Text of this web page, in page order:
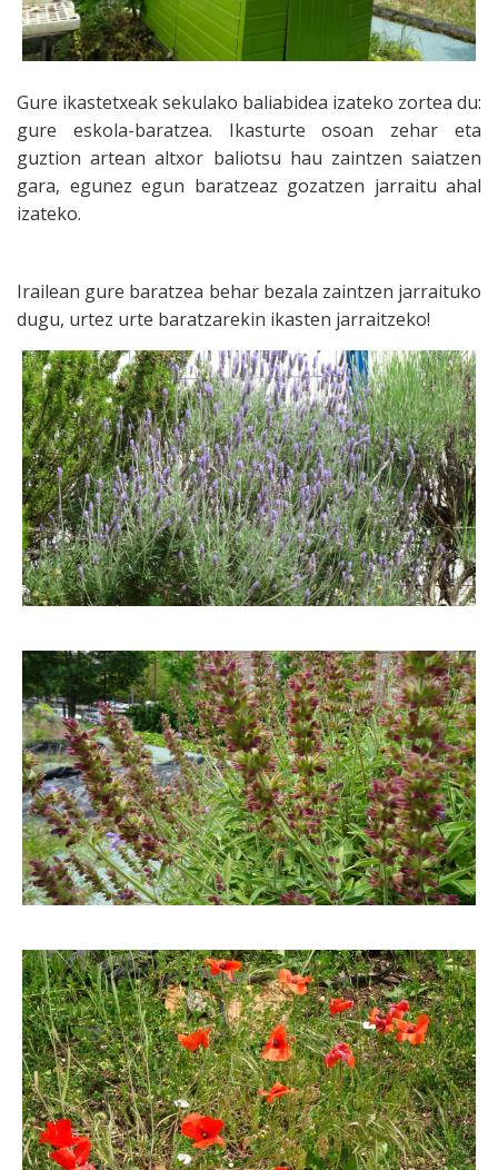
Gure ikastetxeak sekulako baliabidea izateko zortea du:
gure eskola-baratzea. Ikasturte osoan zehar eta
guztion artean altxor baliotsu hau zaintzen saiatzen
gara, egunez egun baratzeaz gozatzen jarraitu ahal
izateko.
Irailean gure baratzea behar bezala zaintzen jarraituko
dugu, urtez urte baratzarekin ikasten jarraitzeko!